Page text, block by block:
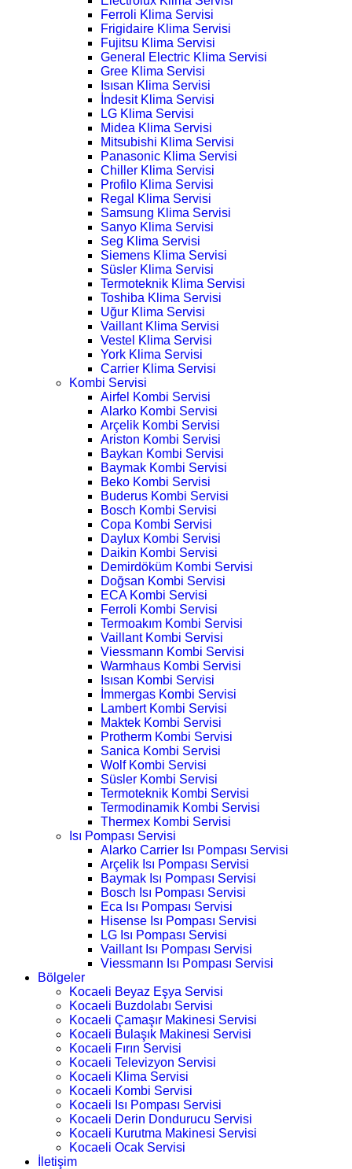
Ferroli Klima Servisi
Frigidaire Klima Servisi
Fujitsu Klima Servisi
General Electric Klima Servisi
Gree Klima Servisi
Isısan Klima Servisi
İndesit Klima Servisi
LG Klima Servisi
Midea Klima Servisi
Mitsubishi Klima Servisi
Panasonic Klima Servisi
Chiller Klima Servisi
Profilo Klima Servisi
Regal Klima Servisi
Samsung Klima Servisi
Sanyo Klima Servisi
Seg Klima Servisi
Siemens Klima Servisi
Süsler Klima Servisi
Termoteknik Klima Servisi
Toshiba Klima Servisi
Uğur Klima Servisi
Vaillant Klima Servisi
Vestel Klima Servisi
York Klima Servisi
Carrier Klima Servisi
Kombi Servisi
Airfel Kombi Servisi
Alarko Kombi Servisi
Arçelik Kombi Servisi
Ariston Kombi Servisi
Baykan Kombi Servisi
Baymak Kombi Servisi
Beko Kombi Servisi
Buderus Kombi Servisi
Bosch Kombi Servisi
Copa Kombi Servisi
Daylux Kombi Servisi
Daikin Kombi Servisi
Demirdöküm Kombi Servisi
Doğsan Kombi Servisi
ECA Kombi Servisi
Ferroli Kombi Servisi
Termoakım Kombi Servisi
Vaillant Kombi Servisi
Viessmann Kombi Servisi
Warmhaus Kombi Servisi
Isısan Kombi Servisi
İmmergas Kombi Servisi
Lambert Kombi Servisi
Maktek Kombi Servisi
Protherm Kombi Servisi
Sanica Kombi Servisi
Wolf Kombi Servisi
Süsler Kombi Servisi
Termoteknik Kombi Servisi
Termodinamik Kombi Servisi
Thermex Kombi Servisi
Isı Pompası Servisi
Alarko Carrier Isı Pompası Servisi
Arçelik Isı Pompası Servisi
Baymak Isı Pompası Servisi
Bosch Isı Pompası Servisi
Eca Isı Pompası Servisi
Hisense Isı Pompası Servisi
LG Isı Pompası Servisi
Vaillant Isı Pompası Servisi
Viessmann Isı Pompası Servisi
Bölgeler
Kocaeli Beyaz Eşya Servisi
Kocaeli Buzdolabı Servisi
Kocaeli Çamaşır Makinesi Servisi
Kocaeli Bulaşık Makinesi Servisi
Kocaeli Fırın Servisi
Kocaeli Televizyon Servisi
Kocaeli Klima Servisi
Kocaeli Kombi Servisi
Kocaeli Isı Pompası Servisi
Kocaeli Derin Dondurucu Servisi
Kocaeli Kurutma Makinesi Servisi
Kocaeli Ocak Servisi
İletişim